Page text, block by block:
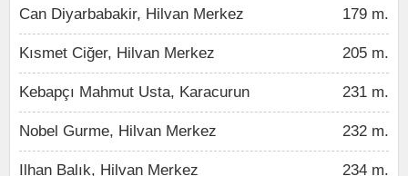
Can Diyarbabakir, Hilvan Merkez 179 m.
Kısmet Ciğer, Hilvan Merkez 205 m.
Kebapçı Mahmut Usta, Karacurun 231 m.
Nobel Gurme, Hilvan Merkez 232 m.
Ilhan Balık, Hilvan Merkez 234 m.